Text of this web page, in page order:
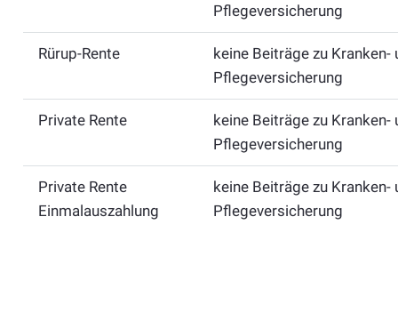
Pflegeversicherung
Rürup-Rente
keine Beiträge zu Kranken-
Pflegeversicherung
Private Rente
keine Beiträge zu Kranken-
Pflegeversicherung
Private Rente
Einmalauszahlung
keine Beiträge zu Kranken-
Pflegeversicherung